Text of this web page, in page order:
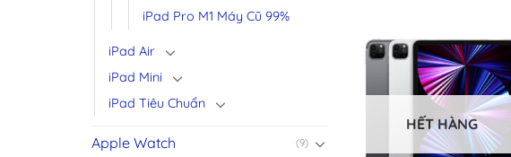
iPad Pro M1 Máy Cũ 99%
iPad Air
iPad Mini
iPad Tiêu Chuẩn
Apple Watch (9)
HẾT HÀNG